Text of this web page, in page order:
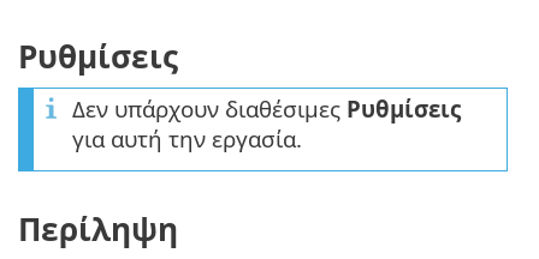
Ρυθμίσεις
Δεν υπάρχουν διαθέσιμες Ρυθμίσεις
για αυτή την εργασία.
Περίληψη